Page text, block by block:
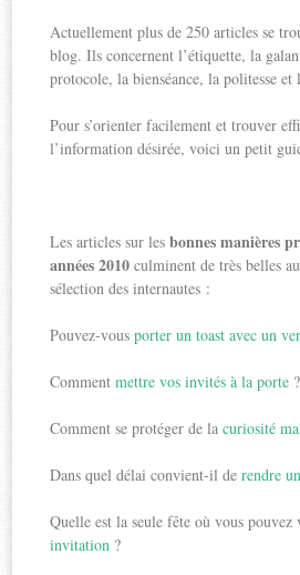
Actuellement plus de 250 articles se
blog. Ils concernent l’étiquette, la
protocole, la bienséance, la politesse
Pour s’orienter facilement et trouver
l’information désirée, voici un petit
Les articles sur lesbonnes manières
années 2010 culminent de très belles
sélection des internautes :
Pouvez-vousporter un toast avec un
Commentmettre vos invités à la porte ?
Comment se protéger de lacuriosité
Dans quel délai convient-il derendre
Quelle est la seule fête où vous
invitation ?